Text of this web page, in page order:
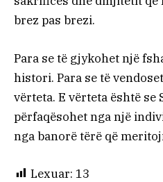
brez pas brezi.
Para se të gjykohet një
histori. Para se të
vërteta. E vërteta është se
përfaqësohet nga një
nga banorë tërë që
Lexuar: 13